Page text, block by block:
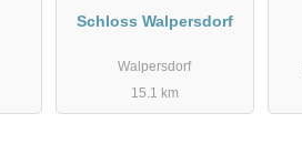
Schloss Walpersdorf
Walpersdorf
15.1 km